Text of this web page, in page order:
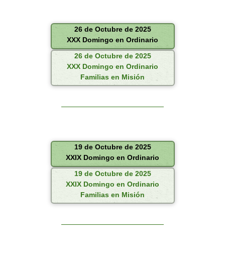
26 de Octubre de 2025
XXX Domingo en Ordinario
26 de Octubre de 2025
XXX Domingo en Ordinario
Familias en Misión
19 de Octubre de 2025
XXIX Domingo en Ordinario
19 de Octubre de 2025
XXIX Domingo en Ordinario
Familias en Misión